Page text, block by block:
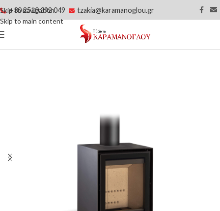
Skip to navigation
Skip to main content
+30 2510 392 049 tzakia@karamanoglou.gr